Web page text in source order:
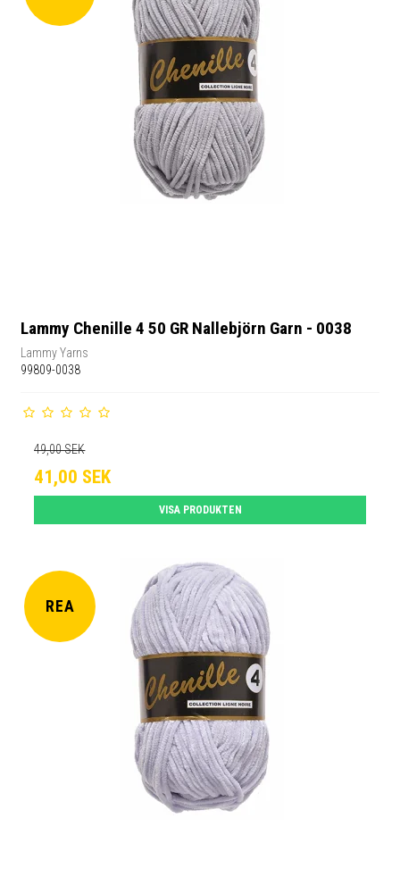
Lammy Chenille 4 50 GR Nallebjörn Garn - 0038
Lammy Yarns
99809-0038
49,00 SEK
41,00 SEK
VISA PRODUKTEN
REA